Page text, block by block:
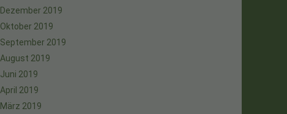
Dezember 2019
Oktober 2019
September 2019
August 2019
Juni 2019
April 2019
März 2019